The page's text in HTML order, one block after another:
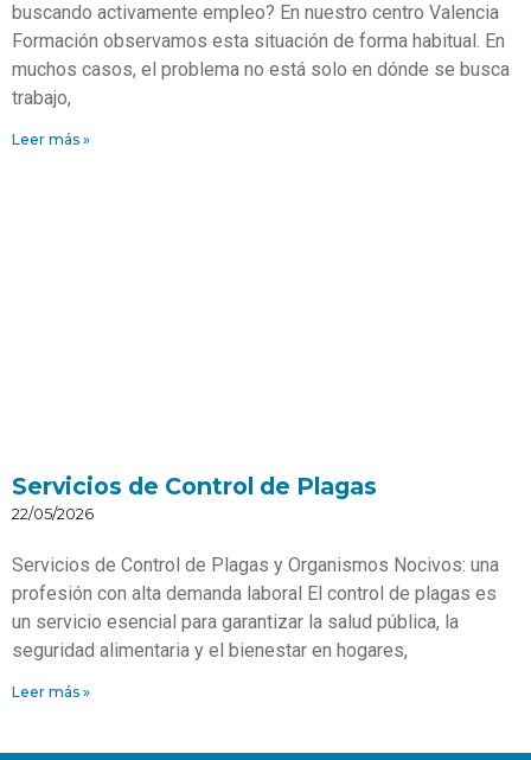
buscando activamente empleo? En nuestro centro Valencia
Formación observamos esta situación de forma habitual. En
muchos casos, el problema no está solo en dónde se busca
trabajo,
Leer más »
Servicios de Control de Plagas
22/05/2026
Servicios de Control de Plagas y Organismos Nocivos: una
profesión con alta demanda laboral El control de plagas es
un servicio esencial para garantizar la salud pública, la
seguridad alimentaria y el bienestar en hogares,
Leer más »